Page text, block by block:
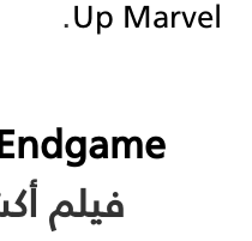
Up Marvel
.
فيلم